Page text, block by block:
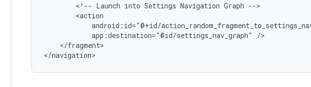
<!-- Launch into Settings Navigation Graph
app:destination="@id/settings_nav_graph"
</fragment>